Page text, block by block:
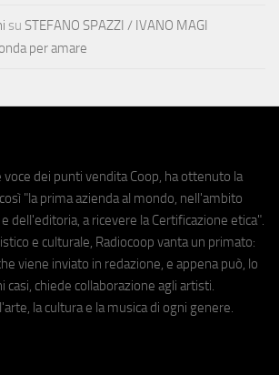
su STEFANO SPAZZI / IVANO MAGI
per amare
voce dei punti vendita Coop, ha ottenuto la
"la prima azienda al mondo, nell'ambito
dell'editoria, a ricevere la Certificazione etica".
e culturale, Radiocoop vanta un primato:
viene inviato in redazione, e appena può, lo
casi, chiede collaborazione agli artisti.
la cultura e la musica di ogni genere.